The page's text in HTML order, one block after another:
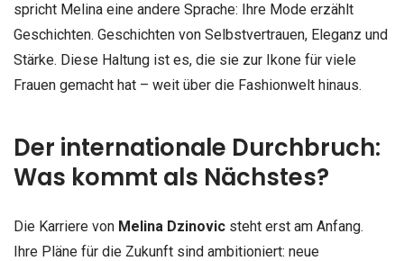
spricht Melina eine andere Sprache: Ihre Mode erzählt
Geschichten. Geschichten von Selbstvertrauen, Eleganz und
Stärke. Diese Haltung ist es, die sie zur Ikone für viele
Frauen gemacht hat – weit über die Fashionwelt hinaus.
Der internationale Durchbruch:
Was kommt als Nächstes?
Die Karriere von Melina Dzinovic steht erst am Anfang.
Ihre Pläne für die Zukunft sind ambitioniert: neue